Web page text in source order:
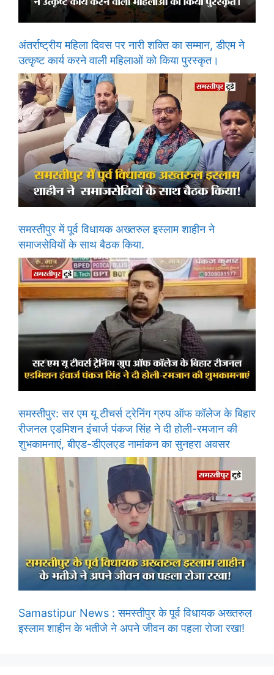
अंतर्राष्ट्रीय महिला दिवस पर नारी शक्ति का सम्मान, डीएम ने
उत्कृष्ट कार्य करने वाली महिलाओं को किया पुरस्कृत।
समस्तीपुर में पूर्व विधायक अख्तरुल इस्लाम शाहीन ने
समाजसेवियों के साथ बैठक किया.
समस्तीपुर: सर एम यू टीचर्स ट्रेनिंग ग्रुप ऑफ कॉलेज के बिहार
रीजनल एडमिशन इंचार्ज पंकज सिंह ने दी होली-रमजान की
शुभकामनाएं, बीएड-डीएलएड नामांकन का सुनहरा अवसर
Samastipur News : समस्तीपुर के पूर्व विधायक अख्तरुल
इस्लाम शाहीन के भतीजे ने अपने जीवन का पहला रोजा रखा!